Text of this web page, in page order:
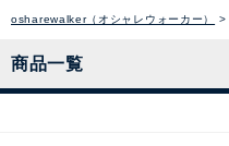
osharewalker（オシャレウォーカー）
商品一覧